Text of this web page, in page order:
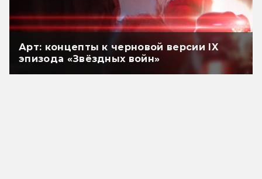
Арт: концепты к черновой версии IX
эпизода «Звёздных войн»